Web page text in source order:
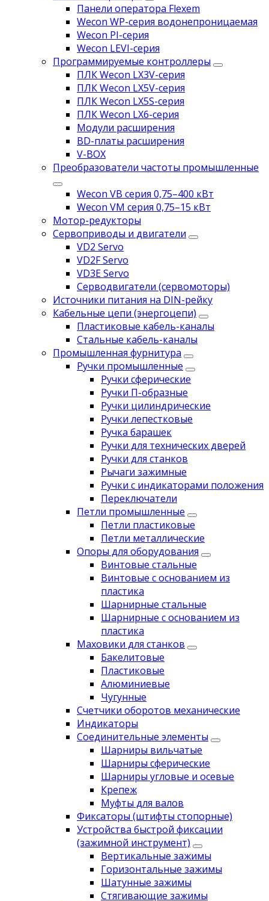
Панели оператора Flexem
Wecon WP-серия водонепроницаемая
Wecon PI-серия
Wecon LEVI-серия
Программируемые контроллеры
ПЛК Wecon LX3V-серия
ПЛК Wecon LX5V-серия
ПЛК Wecon LX5S-серия
ПЛК Wecon LX6-серия
Модули расширения
BD-платы расширения
V-BOX
Преобразователи частоты промышленные
Wecon VB серия 0,75–400 кВт
Wecon VM серия 0,75–15 кВт
Мотор-редукторы
Сервоприводы и двигатели
VD2 Servo
VD2F Servo
VD3E Servo
Серводвигатели (сервомоторы)
Источники питания на DIN-рейку
Кабельные цепи (энергоцепи)
Пластиковые кабель-каналы
Стальные кабель-каналы
Промышленная фурнитура
Ручки промышленные
Ручки сферические
Ручки П-образные
Ручки цилиндрические
Ручки лепестковые
Ручка барашек
Ручки для технических дверей
Ручки для станков
Рычаги зажимные
Ручки с индикаторами положения
Переключатели
Петли промышленные
Петли пластиковые
Петли металлические
Опоры для оборудования
Винтовые стальные
Винтовые с основанием из
пластика
Шарнирные стальные
Шарнирные с основанием из
пластика
Маховики для станков
Бакелитовые
Пластиковые
Алюминиевые
Чугунные
Счетчики оборотов механические
Индикаторы
Соединительные элементы
Шарниры вильчатые
Шарниры сферические
Шарниры угловые и осевые
Крепеж
Муфты для валов
Фиксаторы (штифты стопорные)
Устройства быстрой фиксации
(зажимной инструмент)
Вертикальные зажимы
Горизонтальные зажимы
Шатунные зажимы
Стягивающие зажимы